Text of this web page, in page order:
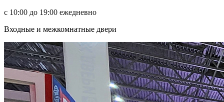
с 10:00 до 19:00 ежедневно
Входные и межкомнатные двери